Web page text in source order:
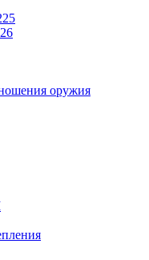
оружия